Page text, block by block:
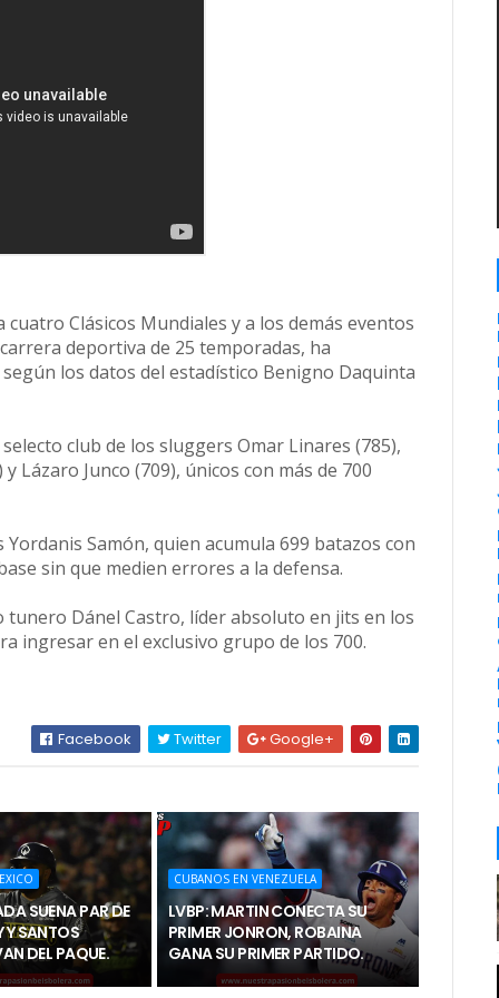
Clásicos Mundiales y a los demás eventos
deportiva de 25 temporadas, ha
los datos del estadístico Benigno Daquinta
club de los sluggers Omar Linares (785),
Lázaro Junco (709), únicos con más de 700
Samón, quien acumula 699 batazos con
sin que medien errores a la defensa.
Dánel Castro, líder absoluto en jits en los
ingresar en el exclusivo grupo de los 700.
Facebook Twitter Google+
SUENA PAR DE
Y SANTOS
DEL PAQUE.
CUBANOS EN VENEZUELA
LVBP: MARTIN CONECTA SU
PRIMER JONRON, ROBAINA
GANA SU PRIMER PARTIDO.